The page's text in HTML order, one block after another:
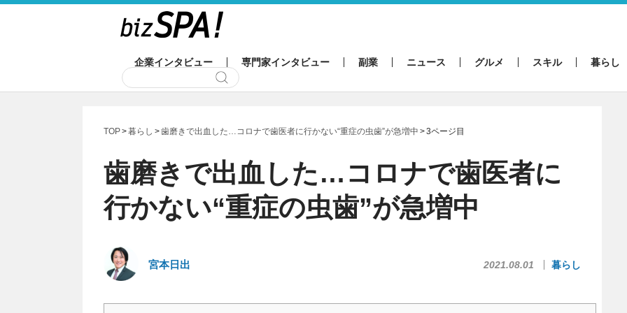
企業インタビュー 専門家インタビュー 副業 ニュース グルメ スキル 暮らし
TOP 暮らし 歯磨きで出血した…コロナで歯医者に行かない“重症の虫歯”が急増中 3ページ目
歯磨きで出血した…コロナで歯医者に
行かない“重症の虫歯”が急増中
宮本日出 2021.08.01 暮らし